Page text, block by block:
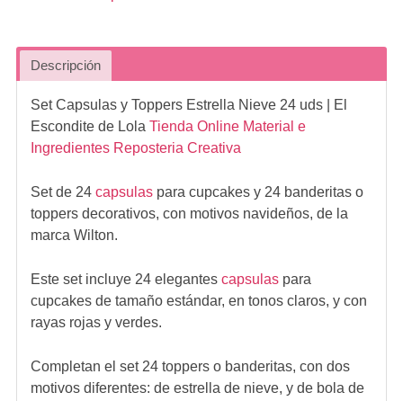
Descripción
Set Capsulas y Toppers Estrella Nieve 24 uds| El
Escondite de Lola Tienda Online Material e
Ingredientes Reposteria Creativa
Set de 24 capsulaspara cupcakes y 24 banderitas o
toppers decorativos, con motivos navideños, de la
marca Wilton.
Este set incluye 24 elegantes capsulaspara
cupcakes de tamaño estándar, en tonos claros, y con
rayas rojas y verdes.
Completan el set 24 toppers o banderitas, con dos
motivos diferentes: de estrella de nieve, y de bola de